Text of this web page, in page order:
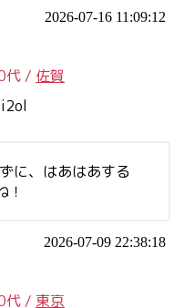
2026-07-16 11:09:12
代 / 佐賀
に、はあはあする
2026-07-09 22:38:18
代 / 東京